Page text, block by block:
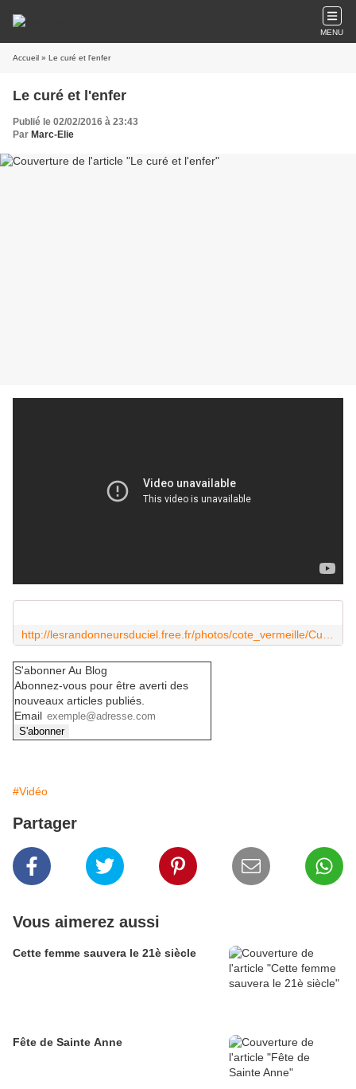
MENU
Accueil » Le curé et l'enfer
Le curé et l'enfer
Publié le 02/02/2016 à 23:43
Par Marc-Elie
S'abonner Au Blog
Abonnez-vous pour être averti des
nouveaux articles publiés.
Email
#Vidéo
Partager
Vous aimerez aussi
Cette femme sauvera le 21è siècle
Fête de Sainte Anne